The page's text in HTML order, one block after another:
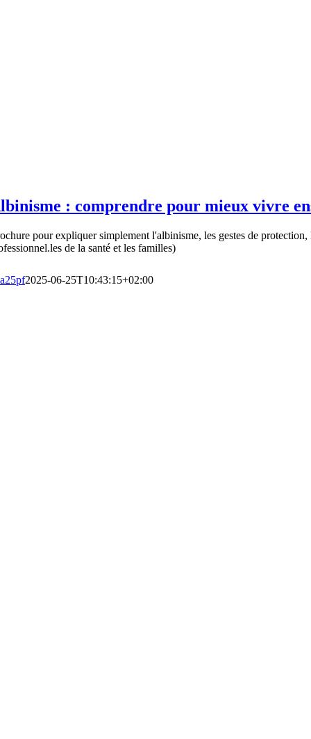
: comprendre pour mieux vivre
pour expliquer simplement l'albinisme, les gestes de
de la santé et les familles)
2025-06-25T10:43:15+02:00